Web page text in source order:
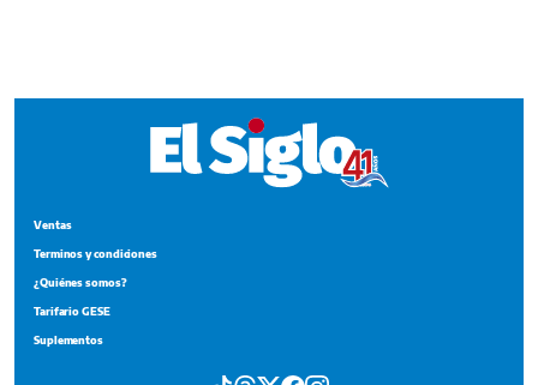
Suplementos